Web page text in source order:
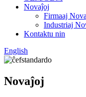
Novaĵoj
Firmaaj
Industriaj
Kontaktu nin
English
Novaĵoj